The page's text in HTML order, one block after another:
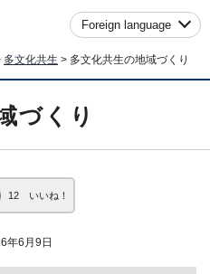
Foreign language
多文化共生 > 多文化共生の地域づくり
づくり
12 いいね！
6月9日